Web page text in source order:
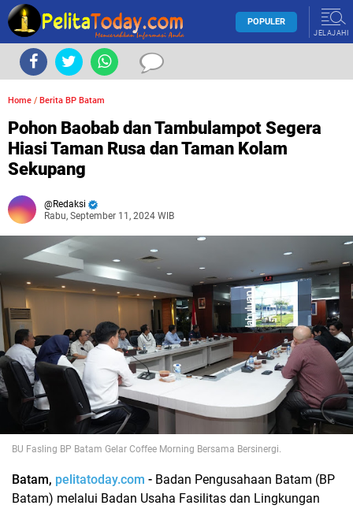
POPULER
JELAJAHI
Home / Berita BP Batam
Pohon Baobab dan Tambulampot Segera
Hiasi Taman Rusa dan Taman Kolam
Sekupang
Redaksi
Rabu, September 11, 2024 WIB
BU Fasling BP Batam Gelar Coffee Morning Bersama Bersinergi.
Batam, pelitatoday.com - Badan Pengusahaan Batam (BP
Batam) melalui Badan Usaha Fasilitas dan Lingkungan